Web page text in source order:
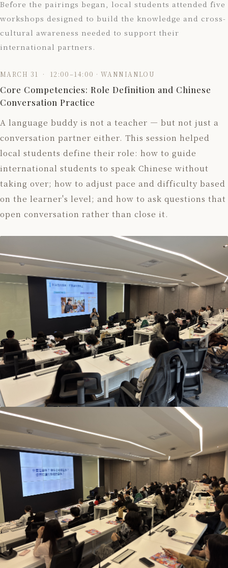
Before the pairings began, local students attended five
workshops designed to build the knowledge and cross-
cultural awareness needed to support their
international partners.
MARCH 31 · 12:00–14:00 · WANNIANLOU
Core Competencies: Role Definition and Chinese
Conversation Practice
A language buddy is not a teacher — but not just a
conversation partner either. This session helped
local students define their role: how to guide
international students to speak Chinese without
taking over; how to adjust pace and difficulty based
on the learner's level; and how to ask questions that
open conversation rather than close it.